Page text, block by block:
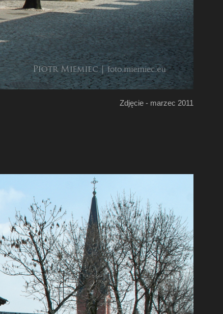
Zdjęcie - marzec 2011